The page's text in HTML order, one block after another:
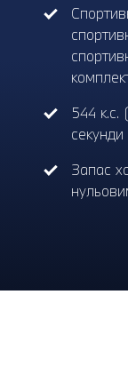
544 к.с.
секунди
Запас